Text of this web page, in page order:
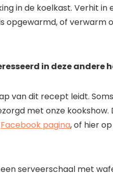
in de koelkast. Verhit in
of verwarm
in deze andere
van dit recept leidt.
met onze
Facebook pagina, of hier